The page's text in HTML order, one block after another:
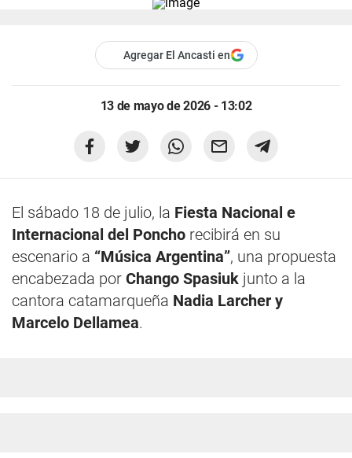
Agregar El Ancasti en
13 de mayo de 2026 - 13:02
El sábado 18 de julio, la Fiesta Nacional e
Internacional del Poncho recibirá en su
escenario a “Música Argentina”, una propuesta
encabezada por Chango Spasiuk junto a la
cantora catamarqueña Nadia Larcher y
Marcelo Dellamea.